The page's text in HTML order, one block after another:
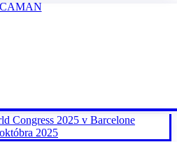
CAMAN
Congress 2025 v Barcelone
2025